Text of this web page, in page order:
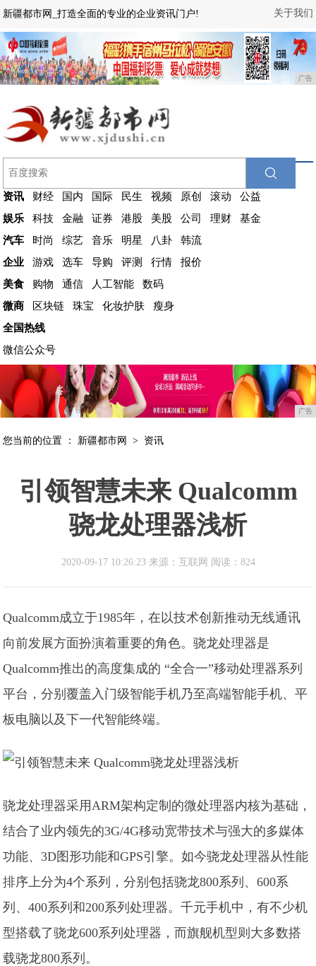
关于我们
新疆都市网_打造全面的专业的企业资讯门户!
广告
资讯 财经 国内 国际 民生 视频 原创 滚动
公益
娱乐
科技 金融 证券 港股 美股 公司 理财
基金
汽车
时尚 综艺 音乐 明星 八卦
韩流
企业
游戏 选车 导购 评测 行情
报价
美食
购物 通信 人工智能
数码
微商
区块链 珠宝 化妆护肤
瘦身
全国热线
微信公众号
广告
您当前的位置 ： 新疆都市网 > 资讯
引领智慧未来 Qualcomm
骁龙处理器浅析
2020-09-17 10:26:23 来源：互联网 阅读：824
Qualcomm成立于1985年，在以技术创新推动无线通讯
向前发展方面扮演着重要的角色。骁龙处理器是
Qualcomm推出的高度集成的 “全合一”移动处理器系列
平台，分别覆盖入门级智能手机乃至高端智能手机、平
板电脑以及下一代智能终端。
骁龙处理器采用ARM架构定制的微处理器内核为基础，
结合了业内领先的3G/4G移动宽带技术与强大的多媒体
功能、3D图形功能和GPS引擎。如今骁龙处理器从性能
排序上分为4个系列，分别包括骁龙800系列、600系
列、400系列和200系列处理器。千元手机中，有不少机
型搭载了骁龙600系列处理器，而旗舰机型则大多数搭
载骁龙800系列。